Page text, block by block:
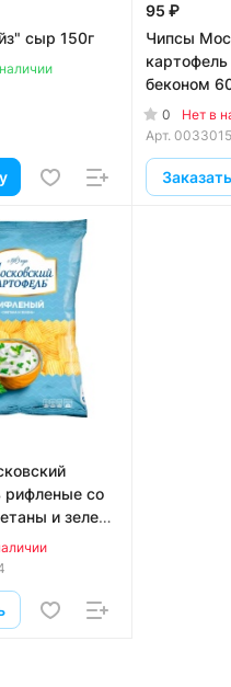
сыр 150г
95 ₽
Чипсы
беконом
0
Нет в
Арт. 0033015
Заказать
рифленые со
и зелени